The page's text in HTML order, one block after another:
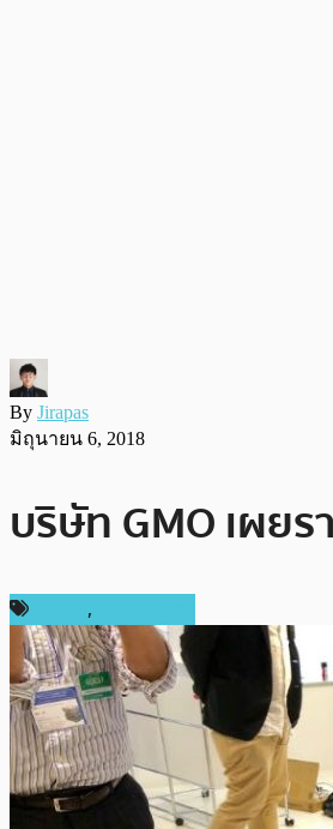
By Jirapas
มิถุนายน 6, 2018
บริษัท GMO เผย
,